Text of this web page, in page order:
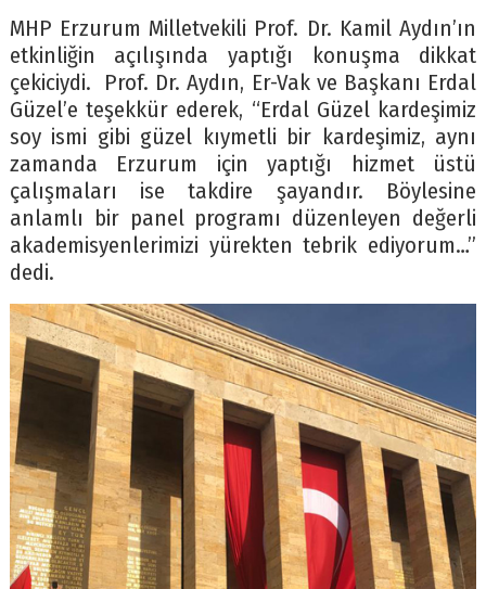
MHP Erzurum Milletvekili Prof. Dr. Kamil Aydın’ın
etkinliğin açılışında yaptığı konuşma dikkat
çekiciydi. Prof. Dr. Aydın, Er-Vak ve Başkanı Erdal
Güzel’e teşekkür ederek, “Erdal Güzel kardeşimiz
soy ismi gibi güzel kıymetli bir kardeşimiz, aynı
zamanda Erzurum için yaptığı hizmet üstü
çalışmaları ise takdire şayandır. Böylesine
anlamlı bir panel programı düzenleyen değerli
akademisyenlerimizi yürekten tebrik ediyorum…”
dedi.